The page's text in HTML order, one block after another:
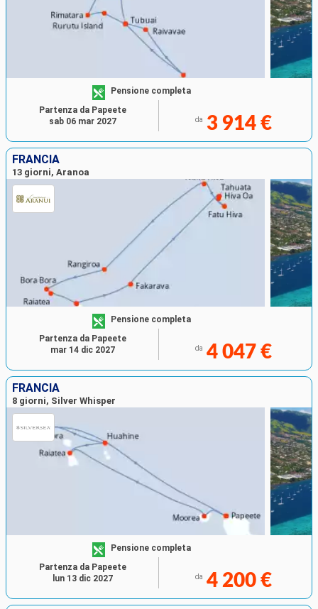
Pensione completa
da 3 914 €
Partenza da Papeete
sab 06 mar 2027
FRANCIA
13 giorni, Aranoa
Pensione completa
da 4 047 €
Partenza da Papeete
mar 14 dic 2027
FRANCIA
8 giorni, Silver Whisper
Pensione completa
da 4 200 €
Partenza da Papeete
lun 13 dic 2027